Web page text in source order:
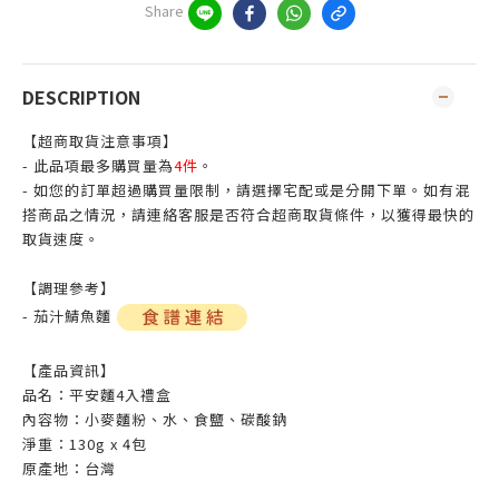
Share
DESCRIPTION
【超商取貨注意事項】
- 此品項最多購買量為4件 。
- 如您的訂單超過購買量限制，請選擇宅配或是分開下單。如有混
搭商品之情況，請連絡客服是否符合超商取貨條件，以獲得最快的
取貨速度。
【調理參考】
- 茄汁鯖魚麵
【產品資訊】
品名：平安麵4入禮盒
內容物：小麥麵粉、水、食鹽、碳酸鈉
淨重：130g x 4包
原產地：台灣